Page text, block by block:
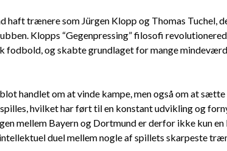
haft trænere som Jürgen Klopp og Thomas Tuchel,
Klopps “Gegenpressing” filosofi
fodbold, og skabte grundlaget for mange
handlet om at vinde kampe, men også om at
hvilket har ført til en konstant udvikling og
mellem Bayern og Dortmund er derfor ikke kun en
duel mellem nogle af spillets skarpeste